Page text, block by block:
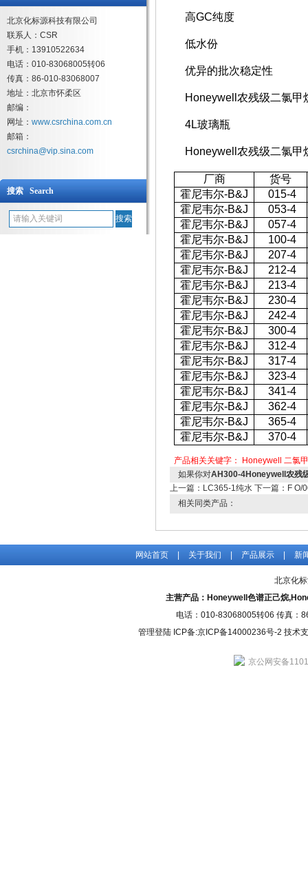
北京化标源科技有限公司
联系人：CSR
手机：13910522634
电话：010-83068005转06
传真：86-010-83068007
地址：北京市怀柔区
邮编：
网址： www.csrchina.com.cn
邮箱：
csrchina@vip.sina.com
搜索 Search
高GC纯度
低水份
优异的批次稳定性
Honeywell农残级二氯甲
4L玻璃瓶
Honeywell农残级二氯甲
厂商
货号
霍尼韦尔-B&J
015-4
霍尼韦尔-B&J
053-4
霍尼韦尔-B&J
057-4
霍尼韦尔-B&J
100-4
霍尼韦尔-B&J
207-4
霍尼韦尔-B&J
212-4
霍尼韦尔-B&J
213-4
霍尼韦尔-B&J
230-4
霍尼韦尔-B&J
242-4
霍尼韦尔-B&J
300-4
霍尼韦尔-B&J
312-4
霍尼韦尔-B&J
317-4
霍尼韦尔-B&J
323-4
霍尼韦尔-B&J
341-4
霍尼韦尔-B&J
362-4
霍尼韦尔-B&J
365-4
霍尼韦尔-B&J
370-4
产品相关关键字：
Honeywell 二氯
如果你对AH300-4Honeywell农残
上一篇： LC365-1纯水 下一篇： F O/
相关同类产品：
网站首页 关于我们 产品展示 新
北京化
主营产品：Honeywell色谱正己烷
电话：010-83068005转06 传真：
管理登陆ICP备:京ICP备14000236号-2 技术
京公网安备